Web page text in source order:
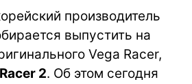
производитель
выпустить на
Vega Racer,
2. Об этом сегодня